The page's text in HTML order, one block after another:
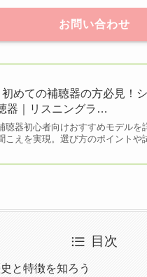
お問い合わせ
初めての補聴器の方必見！
器｜リスニングラ…
聴器初心者向けおすすめモデル
こえを実現。選び方のポイント
目次
と特徴を知ろう